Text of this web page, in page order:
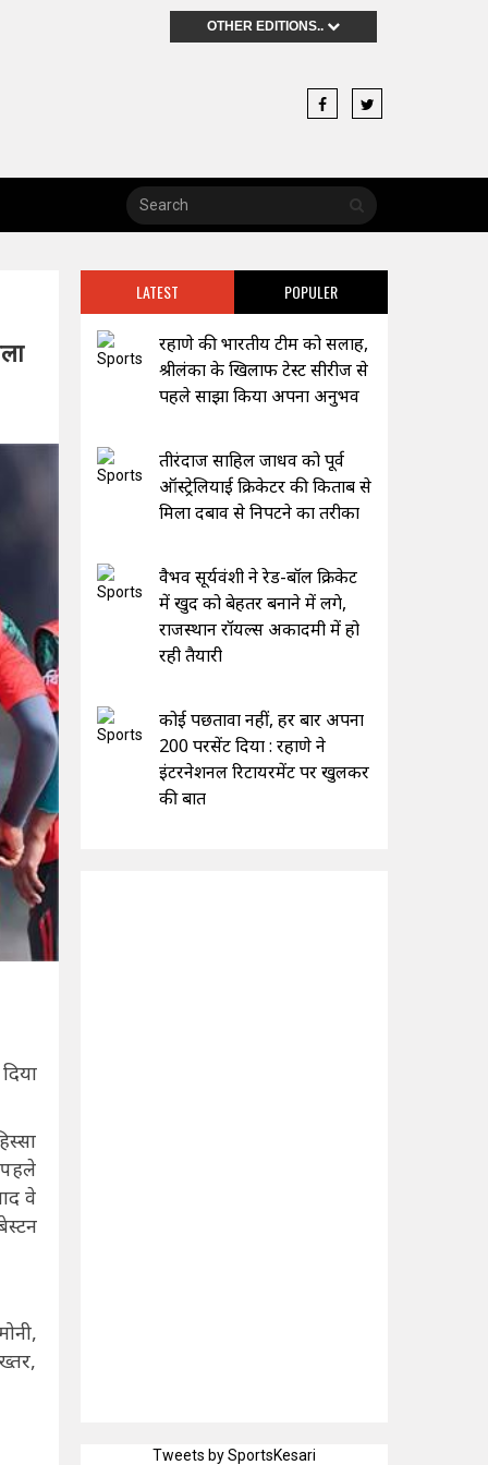
OTHER EDITIONS..
पहले
वे
LATEST POPULER
रहाणे की भारतीय टीम को सलाह,
श्रीलंका के खिलाफ टेस्ट सीरीज से
पहले साझा किया अपना अनुभव
तीरंदाज साहिल जाधव को पूर्व
ऑस्ट्रेलियाई क्रिकेटर की किताब से
मिला दबाव से निपटने का तरीका
वैभव सूर्यवंशी ने रेड-बॉल क्रिकेट
में खुद को बेहतर बनाने में लगे,
राजस्थान रॉयल्स अकादमी में हो
रही तैयारी
कोई पछतावा नहीं, हर बार अपना
200 परसेंट दिया : रहाणे ने
इंटरनेशनल रिटायरमेंट पर खुलकर
की बात
Tweets by SportsKesari